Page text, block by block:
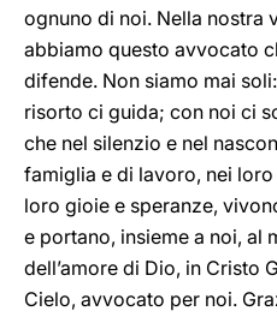
ognuno di noi. Nella nostra
abbiamo questo avvocato
difende. Non siamo mai
risorto ci guida; con noi ci
che nel silenzio e nel
famiglia e di lavoro, nei
loro gioie e speranze,
e portano, insieme a noi, al
dell’amore di Dio, in Cristo
Cielo, avvocato per noi.